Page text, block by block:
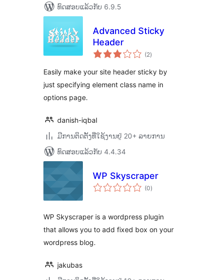
ທົດສອບແລ້ວກັບ 6.9.5
Advanced Sticky
Header
(2ຄະແນນ
ທັງໝົດ
)
Easily make your site header sticky by
just specifying element class name in
options page.
danish-iqbal
ມີການຕິດຕັ້ງທີ່ໃຊ້ງານຢູ່ 20+ ລາຍການ
ທົດສອບແລ້ວກັບ 4.4.34
WP Skyscraper
(0ຄະແນນ
ທັງໝົດ
)
WP Skyscraper is a wordpress plugin
that allows you to add fixed box on your
wordpress blog.
jakubas